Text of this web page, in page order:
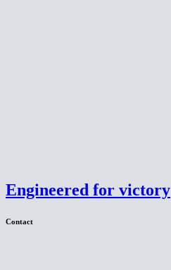
Engineered for victory
Contact